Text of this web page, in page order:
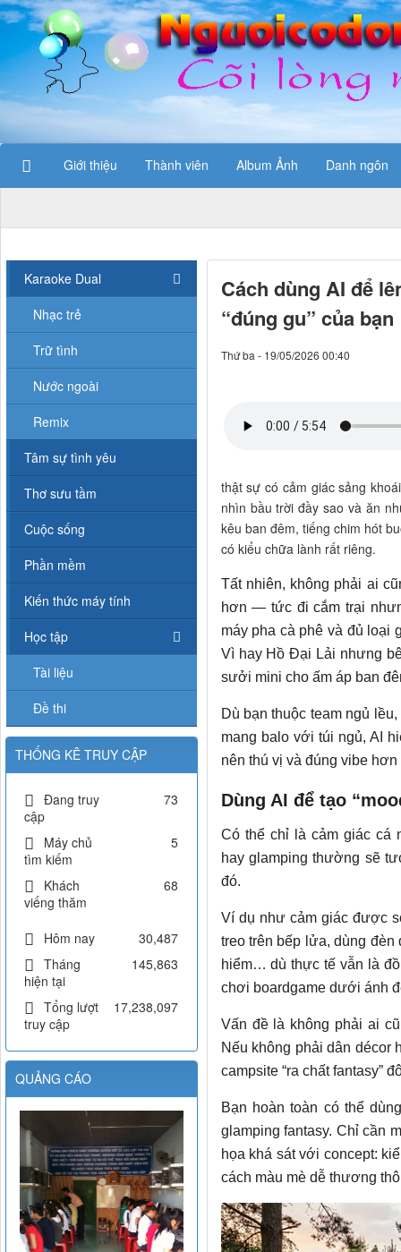
Giới thiệu Thành viên Album Ảnh Danh ngôn
Cách dùng AI để
“đúng gu” của bạn
Thứ ba - 19/05/2026 00:40
thật sự có cảm giác sảng
nhìn bầu trời đầy sao và ăn
kêu ban đêm, tiếng chim hót
có kiểu chữa lành rất riêng.
Tất nhiên, không phải ai
hơn — tức đi cắm trại
máy pha cà phê và đủ loại
Vì hay Hồ Đại Lải nhưng
sưởi mini cho ấm áp ban
Dù bạn thuộc team ngủ
mang balo với túi ngủ, AI
nên thú vị và đúng vibe hơn
Dùng AI để tạo
Có thể chỉ là cảm giác cá
hay glamping thường sẽ
đó.
Ví dụ như cảm giác được
treo trên bếp lửa, dùng đèn
hiểm… dù thực tế vẫn là
chơi boardgame dưới ánh
Vấn đề là không phải ai
Nếu không phải dân décor
campsite “ra chất fantasy”
Bạn hoàn toàn có thể
glamping fantasy. Chỉ cần
họa khá sát với concept:
cách màu mè dễ thương
Karaoke Dual
Nhạc trẻ
Trữ tình
Nước ngoài
Remix
Tâm sự tình yêu
Thơ sưu tầm
Cuộc sống
Phần mềm
Kiến thức máy tính
Học tập
Tài liệu
Đề thi
THỐNG KÊ TRUY CẬP
Đang truy
cập
73
Máy chủ
tìm kiếm
5
Khách
viếng thăm
68
Hôm nay
30,487
Tháng
hiện tại
145,863
Tổng lượt
truy cập
17,238,097
QUẢNG CÁO